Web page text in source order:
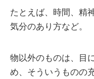
たとえば、時間、精
気分のあり方など。
物以外のものは、目
め、そういうものの